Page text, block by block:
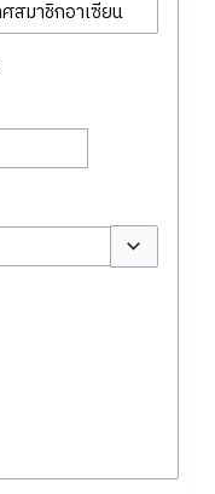
สลับตัวเลือก